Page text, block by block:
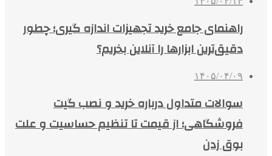
راهنمای جامع خرید تجهیزات اندازه گیری؛ چطور
دقیق‌ترین ابزارها را آنلاین بخریم؟
۱۴۰۵/۰۴/۰۹
سوالات متداول درباره خرید و نصب گیت
فروشگاهی؛ از قیمت تا تنظیم حساسیت و علت
بوق زدن